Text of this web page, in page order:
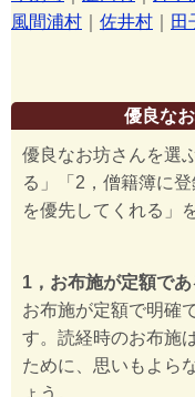
風間浦村
佐井村 田
優良な
優良なお坊さんを選
る」「2，僧籍簿に
を優先してくれる」
1，お布施が定額であ
お布施が定額で明確
す。読経時のお布施
ために、思いもよら
ょう。